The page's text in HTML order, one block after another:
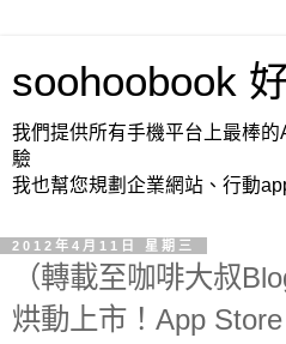
soohoobook
我們提供所有手機平台上最棒
驗
我也幫您規劃企業網站、行動
2012年4月11日 星期三
（轉載至咖啡大叔
烘動上市！App